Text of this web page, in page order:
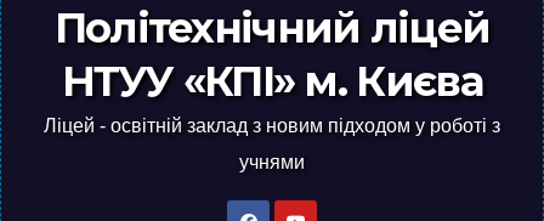
Політехнічний ліцей
НТУУ «КПІ» м. Києва
Ліцей - освітній заклад з новим підходом у роботі з
учнями